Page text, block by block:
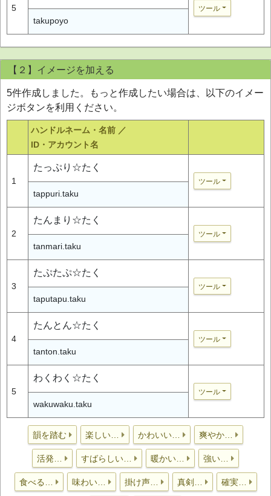
5 ツール
takupoyo
【２】イメージを加える
5件作成しました。もっと作成したい場合は、以下のイメー
ジボタンを利用ください。
ハンドルネーム・名前 ／
ID・アカウント名
1
たっぷり☆たく
ツール
tappuri.taku
2
たんまり☆たく
ツール
tanmari.taku
3
たぷたぷ☆たく
ツール
taputapu.taku
4
たんとん☆たく
ツール
tanton.taku
5
わくわく☆たく
ツール
wakuwaku.taku
韻を踏む 楽しい… かわいい… 爽やか…
活発… すばらしい… 暖かい… 強い…
食べる… 味わい… 掛け声… 真剣… 確実…